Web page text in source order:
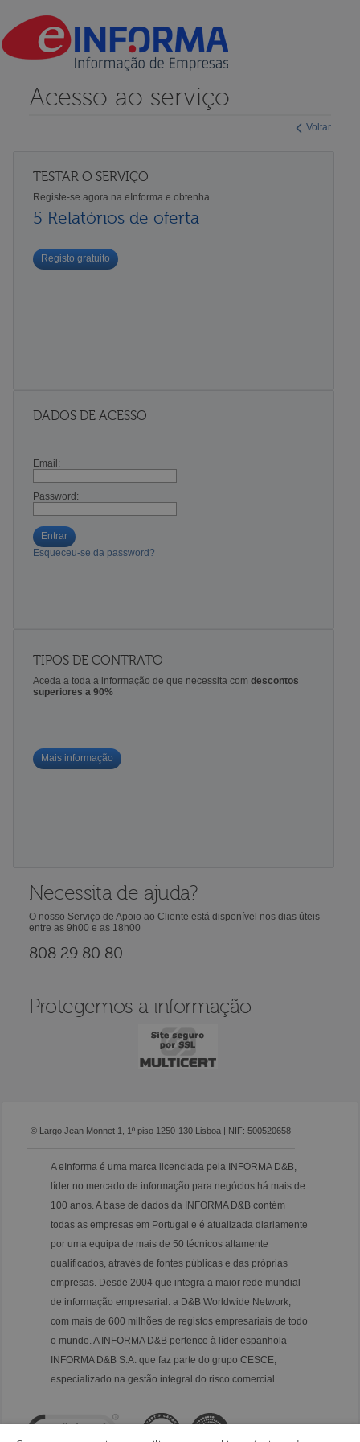
Voltar
Acesso ao serviço
TESTAR O SERVIÇO
Registe-se agora na eInforma e obtenha
5 Relatórios de oferta
Registo gratuito
DADOS DE ACESSO
Email:
Password:
Entrar
Esqueceu-se da password?
TIPOS DE CONTRATO
Aceda a toda a informação de que necessita com descontos
superiores a 90%
Mais informação
Necessita de ajuda?
O nosso Serviço de Apoio ao Cliente está disponível nos dias úteis
entre as 9h00 e as 18h00
808 29 80 80
Protegemos a informação
© Largo Jean Monnet 1, 1º piso 1250-130 Lisboa | NIF: 500520658
A eInforma é uma marca licenciada pela INFORMA D&B,
líder no mercado de informação para negócios há mais de
100 anos. A base de dados da INFORMA D&B contém
todas as empresas em Portugal e é atualizada diariamente
por uma equipa de mais de 50 técnicos altamente
qualificados, através de fontes públicas e das próprias
empresas. Desde 2004 que integra a maior rede mundial
de informação empresarial: a D&B Worldwide Network,
com mais de 600 milhões de registos empresariais de todo
o mundo. A INFORMA D&B pertence à líder espanhola
INFORMA D&B S.A. que faz parte do grupo CESCE,
especializado na gestão integral do risco comercial.